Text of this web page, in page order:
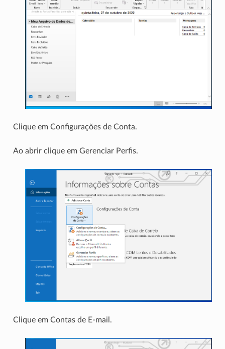
Clique em Configurações de Conta.
Ao abrir clique em Gerenciar Perfis.
Clique em Contas de E-mail.